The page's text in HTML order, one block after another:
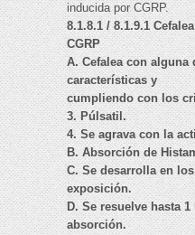
inducida por CGRP.
8.1.8.1 / 8.1.9.1
CGRP
A. Cefalea con alguna
características y
cumpliendo con los
3. Púlsatil.
4. Se agrava con la
B. Absorción de
C. Se desarrolla en
exposición.
D. Se resuelve hasta
absorción.